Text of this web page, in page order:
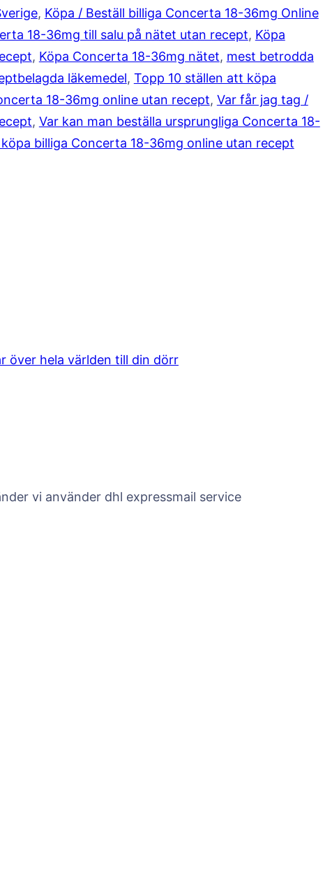
r
1
,
5
t
l
, Köpa / Beställ billiga Concerta 18-36mg Online
18-36mg till salu på nätet utan recept, Köpa
, Köpa Concerta 18-36mg nätet, mest betrodda
läkemedel, Topp 10 ställen att köpa
18-36mg online utan recept, Var får jag tag /
, Var kan man beställa ursprungliga Concerta 18-
billiga Concerta 18-36mg online utan recept
över hela världen till din dörr
vi använder dhl expressmail service